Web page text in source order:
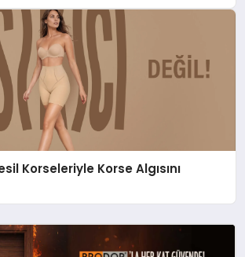
Korseleriyle Korse Algısını